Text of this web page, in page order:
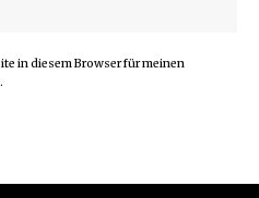
in diesem Browser für meinen